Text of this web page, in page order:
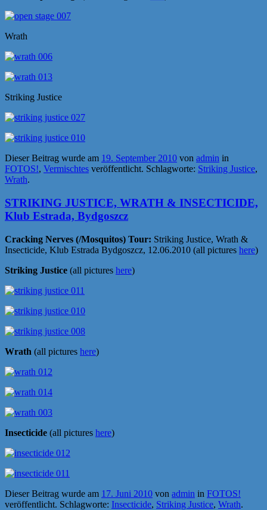
Wrath
Striking Justice
Dieser Beitrag wurde am 19. September 2010 von admin in
FOTOS!, Vermischtes veröffentlicht. Schlagworte: Striking Justice,
Wrath.
STRIKING JUSTICE, WRATH & INSECTICIDE,
Klub Estrada, Bydgoszcz
Cracking Nerves (/Mosquitos) Tour: Striking Justice, Wrath &
Insecticide, Klub Estrada Bydgoszcz, 12.06.2010 (all pictures here)
Striking Justice (all pictures here)
Wrath (all pictures here)
Insecticide (all pictures here)
Dieser Beitrag wurde am 17. Juni 2010 von admin in FOTOS!
veröffentlicht. Schlagworte: Insecticide, Striking Justice, Wrath.